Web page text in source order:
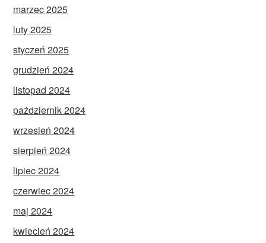
marzec 2025
luty 2025
styczeń 2025
grudzień 2024
listopad 2024
październik 2024
wrzesień 2024
sierpień 2024
lipiec 2024
czerwiec 2024
maj 2024
kwiecień 2024